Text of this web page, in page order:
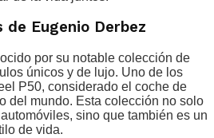
de Eugenio Derbez
por su notable colección de
únicos y de lujo. Uno de los
P50, considerado el coche de
del mundo. Esta colección no solo
sino que también es un
de vida.